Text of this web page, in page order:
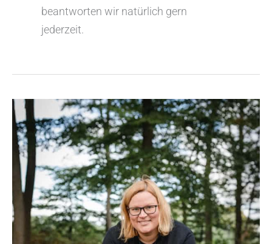
beantworten wir natürlich gern
jederzeit.
Sandra
Löw